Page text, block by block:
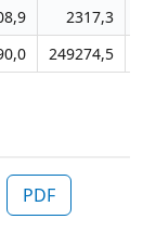
2317,3
249274,5
PDF